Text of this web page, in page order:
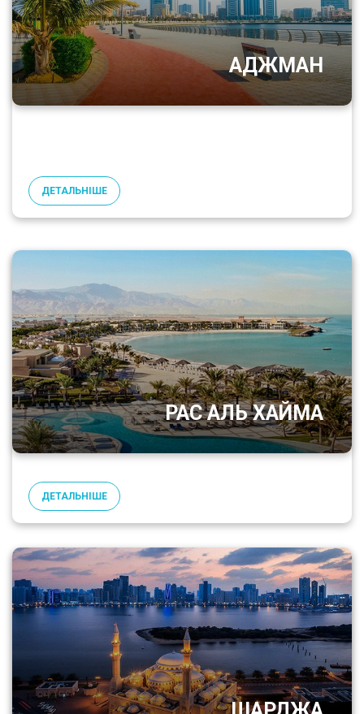
АДЖМАН
ДЕТАЛЬНІШЕ
РАС АЛЬ ХАЙМА
ДЕТАЛЬНІШЕ